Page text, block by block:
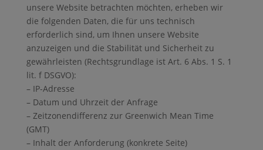
unsere Website betrachten möchten, erheben wir
die folgenden Daten, die für uns technisch
erforderlich sind, um Ihnen unsere Website
anzuzeigen und die Stabilität und Sicherheit zu
gewährleisten (Rechtsgrundlage ist Art. 6 Abs. 1 S. 1
lit. f DSGVO):
– IP-Adresse
– Datum und Uhrzeit der Anfrage
– Zeitzonendifferenz zur Greenwich Mean Time
(GMT)
– Inhalt der Anforderung (konkrete Seite)